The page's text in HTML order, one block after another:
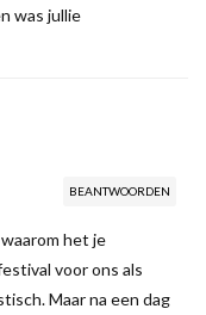
was jullie
BEANTWOORDEN
het je
voor ons als
Maar na een dag